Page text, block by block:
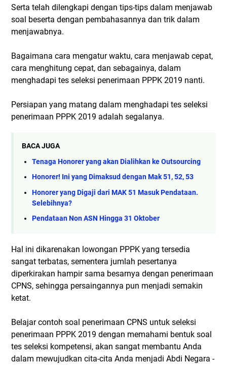
Serta telah dilengkapi dengan tips-tips dalam menjawab
soal beserta dengan pembahasannya dan trik dalam
menjawabnya.
Bagaimana cara mengatur waktu, cara menjawab cepat,
cara menghitung cepat, dan sebagainya, dalam
menghadapi tes seleksi penerimaan PPPK 2019 nanti.
Persiapan yang matang dalam menghadapi tes seleksi
penerimaan PPPK 2019 adalah segalanya.
BACA JUGA
Tenaga Honorer yang akan Dialihkan ke Outsourcing
Honorer! Ini yang Dimaksud dengan Mak 51, 52, 53
Honorer yang Digaji dari MAK 51 Masuk Pendataan.
Selebihnya?
Pendataan Non ASN Hingga 31 Oktober
Hal ini dikarenakan lowongan PPPK yang tersedia
sangat terbatas, sementera jumlah pesertanya
diperkirakan hampir sama besarnya dengan penerimaan
CPNS, sehingga persaingannya pun menjadi semakin
ketat.
Belajar contoh soal penerimaan CPNS untuk seleksi
penerimaan PPPK 2019 dengan memahami bentuk soal
tes seleksi kompetensi, akan sangat membantu Anda
dalam mewujudkan cita-cita Anda menjadi Abdi Negara -